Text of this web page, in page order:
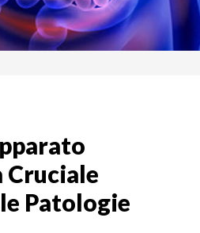
Cruciale
Patologie